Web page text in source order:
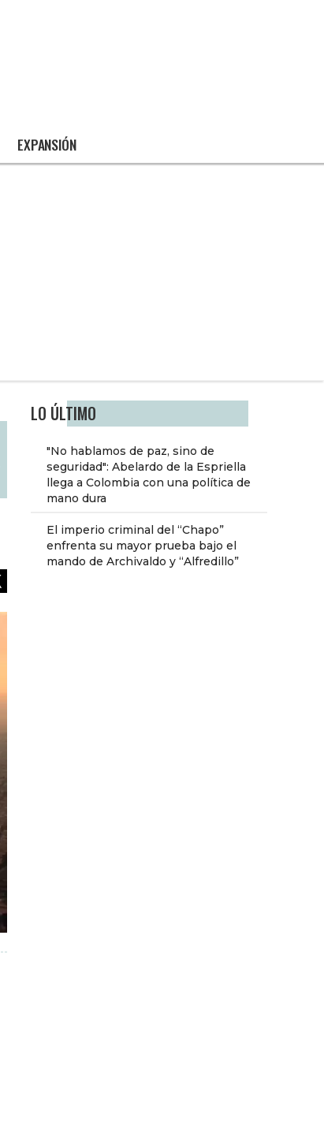
EXPANSIÓN
LO ÚLTIMO
"No hablamos de paz, sino de
seguridad": Abelardo de la Espriella
llega a Colombia con una política de
mano dura
El imperio criminal del “Chapo”
enfrenta su mayor prueba bajo el
mando de Archivaldo y “Alfredillo”